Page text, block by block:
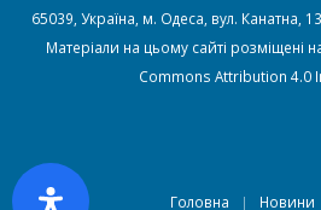
65039, Україна, м. Одеса, вул. Канатна,
Матеріали на цьому сайті розміщені
Commons Attribution 4.0
Головна Новини